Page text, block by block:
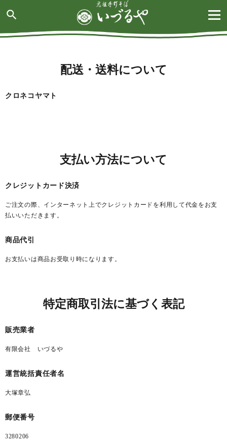
search
配送・送料について
クロネコヤマト
支払い方法について
クレジットカード決済
ご注文の際、インターネット上でクレジットカードを利用して代金をお支
払いいただきます。
商品代引
お支払いは商品お受取り時になります。
特定商取引法に基づく表記
販売業者
有限会社 いづるや
運営統括責任者名
大塚章弘
郵便番号
3280206